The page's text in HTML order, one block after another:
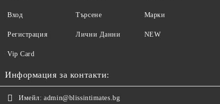
Вход
Регистрация
Търсене
Лични Данни
Марки
NEW
Vip Card
Информация за контакти:
Имейл: admin@blissintimates.bg